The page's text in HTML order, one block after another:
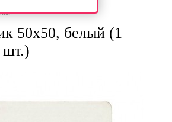
50х50, белый (1
шт.)